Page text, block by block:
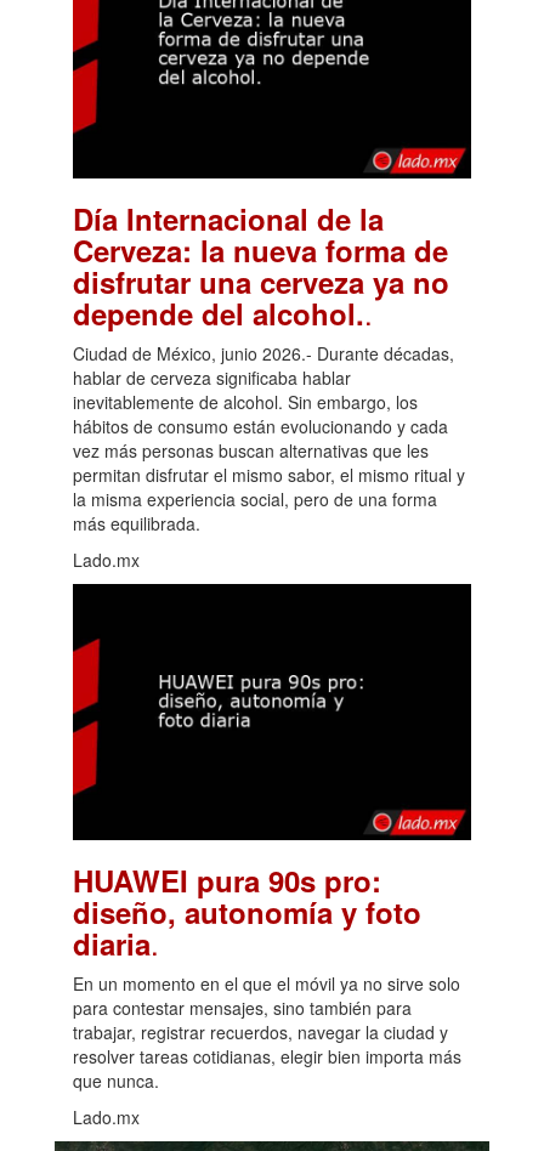
Día Internacional de la
Cerveza: la nueva forma de
disfrutar una cerveza ya no
depende del alcohol..
Ciudad de México, junio 2026.- Durante décadas,
hablar de cerveza significaba hablar
inevitablemente de alcohol. Sin embargo, los
hábitos de consumo están evolucionando y cada
vez más personas buscan alternativas que les
permitan disfrutar el mismo sabor, el mismo ritual y
la misma experiencia social, pero de una forma
más equilibrada.
Lado.mx
HUAWEI pura 90s pro:
diseño, autonomía y foto
diaria.
En un momento en el que el móvil ya no sirve solo
para contestar mensajes, sino también para
trabajar, registrar recuerdos, navegar la ciudad y
resolver tareas cotidianas, elegir bien importa más
que nunca.
Lado.mx